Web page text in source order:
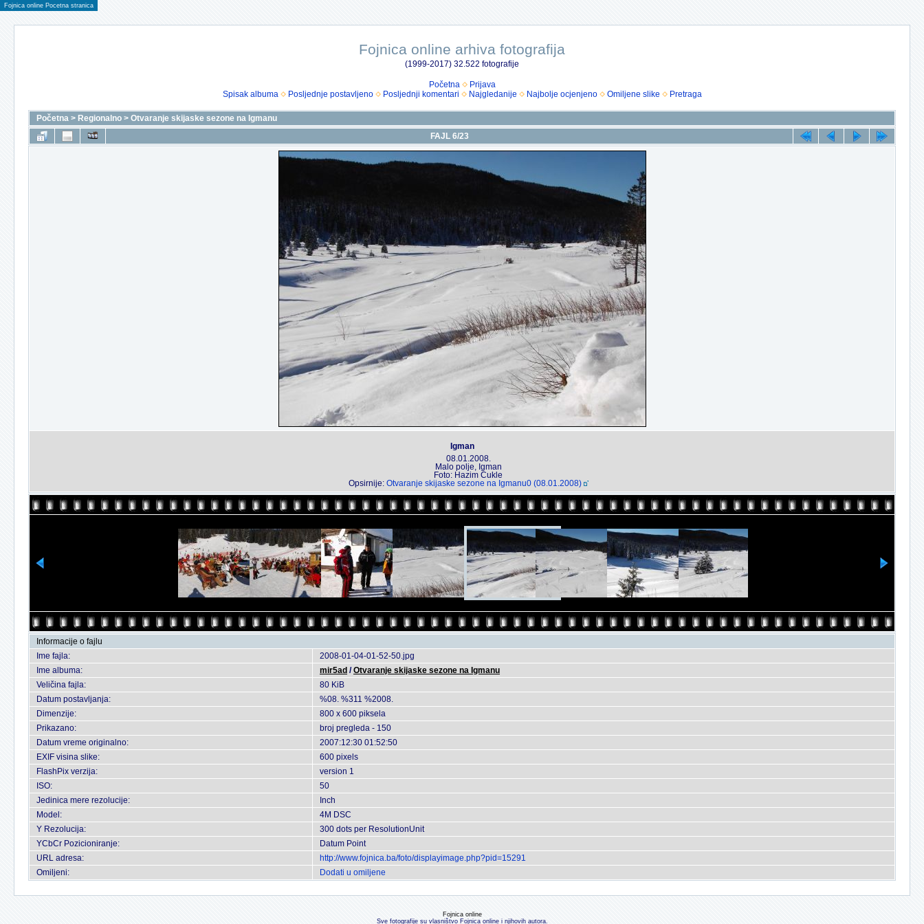
Fojnica online Pocetna stranica
Fojnica online arhiva fotografija
(1999-2017) 32.522 fotografije
Početna
Prijava
Spisak albuma
Posljednje postavljeno Posljednji komentari Najgledanije Najbolje ocjenjeno Omiljene slike Pretraga
Početna > Regionalno > Otvaranje skijaske sezone na Igmanu
FAJL 6/23
Igman
08.01.2008.
Malo polje, Igman
Foto: Hazim Cukle
Opsirnije: Otvaranje skijaske sezone na Igmanu0 (08.01.2008)
Informacije o fajlu
Ime fajla:
2008-01-04-01-52-50.jpg
Ime albuma:
mir5ad /Otvaranje skijaske sezone na Igmanu
Veličina fajla:
80 KiB
Datum postavljanja:
%08. %311 %2008.
Dimenzije:
800 x 600 piksela
Prikazano:
broj pregleda - 150
Datum vreme originalno:
2007:12:30 01:52:50
EXIF visina slike:
600 pixels
FlashPix verzija:
version 1
ISO:
50
Jedinica mere rezolucije:
Inch
Model:
4M DSC
Y Rezolucija:
300 dots per ResolutionUnit
YCbCr Pozicioniranje:
Datum Point
URL adresa:
http://www.fojnica.ba/foto/displayimage.php?pid=15291
Omiljeni:
Dodati u omiljene
Fojnica online
Sve fotografije su vlasništvo Fojnica online i njihovih autora.